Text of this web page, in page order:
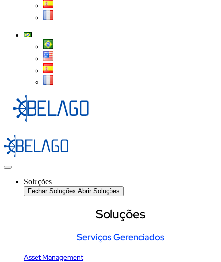
Soluções
Fechar Soluções Abrir Soluções
Soluções
Serviços Gerenciados
Asset Management